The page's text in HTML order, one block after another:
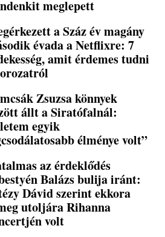
meglepett
a Száz év magány
évada a Netflixre: 7
amit érdemes tudni
Zsuzsa könnyek
állt a Siratófalnál:
egyik
élménye volt”
az érdeklődés
Balázs bulija iránt:
Dávid szerint ekkora
utoljára Rihanna
volt